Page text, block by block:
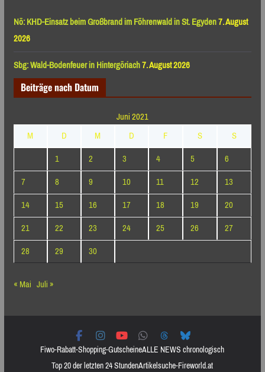
Nö: KHD-Einsatz beim Großbrand im Föhrenwald in St. Egyden7. August
2026
Sbg: Wald-Bodenfeuer in Hintergöriach7. August 2026
Beiträge nach Datum
Juni 2021
M
D M D F S
S
1
2 3 4 5
6
7
8 9 10 11 12
13
14
15 16 17 18 19
20
21
22 23 24 25 26
27
28
29
30
« Mai Juli »
Fiwo-Rabatt-Shopping-GutscheineALLE NEWS chronologisch
Top 20 der letzten 24 StundenArtikelsuche-Fireworld.at